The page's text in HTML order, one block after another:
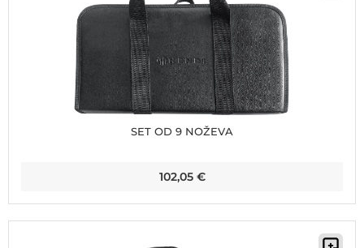
SET OD 9 NOŽEVA
102,05 €